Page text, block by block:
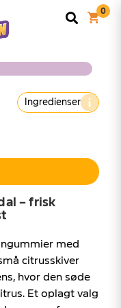
Ingredienser
– frisk
med
citrusskiver
hvor den søde
Et oplagt valg